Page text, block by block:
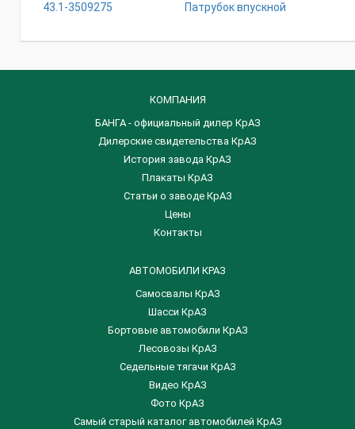
43.1-3509275 Патрубок впускной
КОМПАНИЯ
БАНГА - официальный дилер КрАЗ
Дилерские свидетельства КрАЗ
История завода КрАЗ
Плакаты КрАЗ
Статьи о заводе КрАЗ
Цены
Контакты
АВТОМОБИЛИ КРАЗ
Самосвалы КрАЗ
Шасси КрАЗ
Бортовые автомобили КрАЗ
Лесовозы КрАЗ
Седельные тягачи КрАЗ
Видео КрАЗ
Фото КрАЗ
Самый старый каталог автомобилей КрАЗ